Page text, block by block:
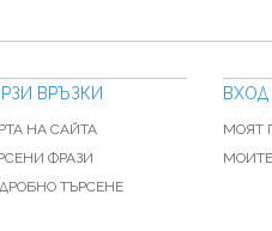
ВРЪЗКИ
НА САЙТА
ФРАЗИ
ТЪРСЕНЕ
ВХОД
МОЯТ